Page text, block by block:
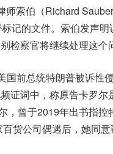
师索伯（Richard
记的文件。索伯发声明
检察官将继续处理这个
国前总统特朗普被诉性
证词中，称原告卡罗尔
，曾于2019年出书指控
货公司偶遇后，她同意